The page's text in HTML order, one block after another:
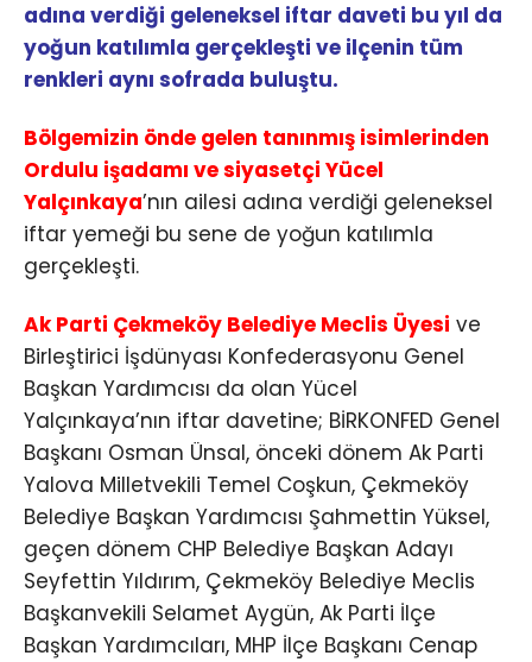
adına verdiği geleneksel iftar daveti bu yıl da
yoğun katılımla gerçekleşti ve ilçenin tüm
renkleri aynı sofrada buluştu.
Bölgemizin önde gelen tanınmış isimlerinden
Ordulu işadamı ve siyasetçi Yücel
Yalçınkaya’nın ailesi adına verdiği geleneksel
iftar yemeği bu sene de yoğun katılımla
gerçekleşti.
Ak Parti Çekmeköy Belediye Meclis Üyesi ve
Birleştirici İşdünyası Konfederasyonu Genel
Başkan Yardımcısı da olan Yücel
Yalçınkaya’nın iftar davetine; BİRKONFED Genel
Başkanı Osman Ünsal, önceki dönem Ak Parti
Yalova Milletvekili Temel Coşkun, Çekmeköy
Belediye Başkan Yardımcısı Şahmettin Yüksel,
geçen dönem CHP Belediye Başkan Adayı
Seyfettin Yıldırım, Çekmeköy Belediye Meclis
Başkanvekili Selamet Aygün, Ak Parti İlçe
Başkan Yardımcıları, MHP İlçe Başkanı Cenap